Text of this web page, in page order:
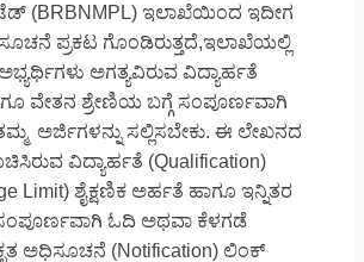
(BRBNMPL) ಇಲಾಖೆಯಿಂದ ಇದೀಗ
ಪ್ರಕಟ ಗೊಂಡಿರುತ್ತದೆ,ಇಲಾಖೆಯಲ್ಲಿ
ಅಗತ್ಯವಿರುವ ವಿದ್ಯಾರ್ಹತೆ
ವೇತನ ಶ್ರೇಣಿಯ ಬಗ್ಗೆ ಸಂಪೂರ್ಣವಾಗಿ
ಅರ್ಜಿಗಳನ್ನು ಸಲ್ಲಿಸಬೇಕು. ಈ ಲೇಖನದ
ವಿದ್ಯಾರ್ಹತೆ (Qualification)
ಶೈಕ್ಷಣಿಕ ಅರ್ಹತೆ ಹಾಗೂ ಇನ್ನಿತರ
ಓದಿ ಅಥವಾ ಕೆಳಗಡೆ
ಅಧಿಸೂಚನೆ (Notification) ಲಿಂಕ್